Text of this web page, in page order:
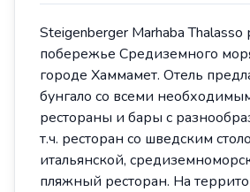
Steigenberger Marhaba
побережье Средиземного
городе Хаммамет. Отель
бунгало со всеми
рестораны и бары с
т.ч. ресторан со шведским
итальянской,
пляжный ресторан. На